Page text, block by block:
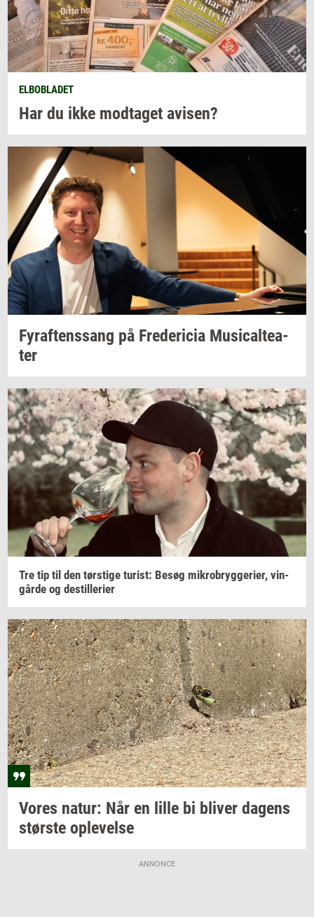
ELBOBLADET
Har du ikke mod­ta­get avi­sen?
Fyraf­tens­sang på Fre­de­ri­cia Mu­si­cal­te­a­
ter
Tre tip til den tørsti­ge turist: Besøg mi­kro­bryg­ge­ri­er, vin­
går­de og destil­le­ri­er
Vores natur: Når en lille bi bli­ver da­gens
stør­ste op­le­vel­se
ANNONCE